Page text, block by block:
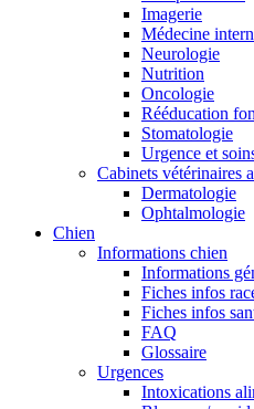
Imagerie
Médecine
Neurologie
Nutrition
Oncologie
Rééducation
Stomatologie
Urgence et
Cabinets vétérinaires
Dermatologie
Ophtalmologie
Chien
Informations chien
Informations
Fiches infos
Fiches infos
FAQ
Glossaire
Urgences
Intoxications